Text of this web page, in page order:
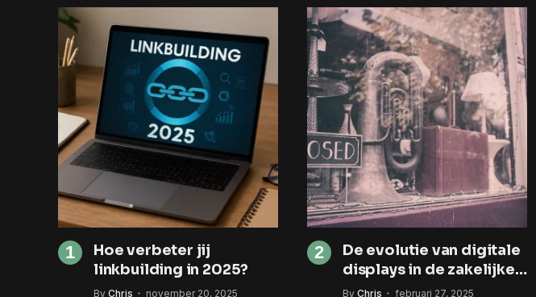
Hoe verbeter jij
linkbuilding in 2025?
By Chris november 20, 2025
De evolutie van digitale
displays in de zakelijke
wereld
By Chris februari 27, 2025